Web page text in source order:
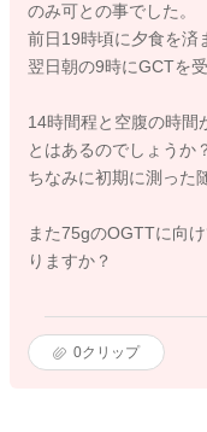
のみ可との事でした。
前日19時頃に夕食を済
翌日朝の9時にGCTを受
14時間程と空腹の時間
とはあるのでしょうか
ちなみに初期に測った
また75gのOGTTに向
りますか？
0クリップ